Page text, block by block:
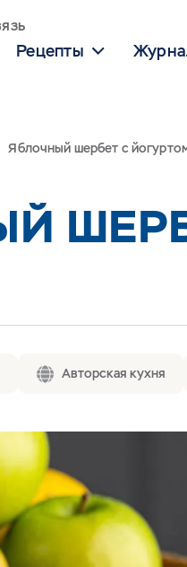
Рецепты
Яблочный шербет с
Авторская кухня